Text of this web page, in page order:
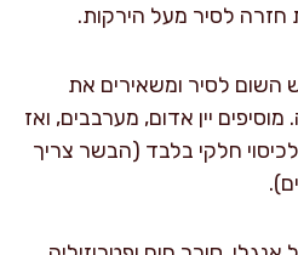
לסיר מעל הירקות.
השום לסיר ומשאירים את
יין אדום, מערבבים, ואז
חלקי בלבד (הבשר צריך